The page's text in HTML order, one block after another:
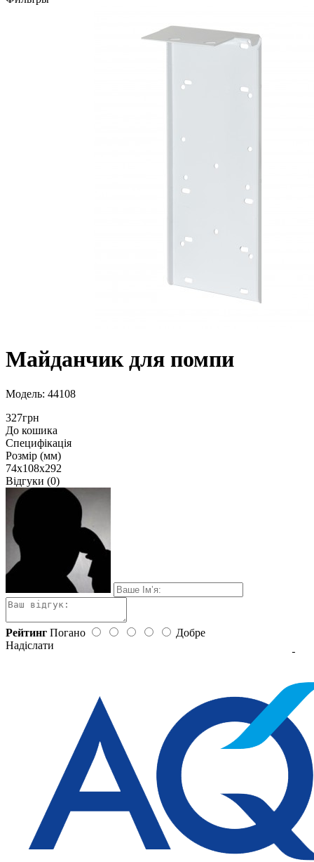
Майданчик для помпи
Модель: 44108
327грн
До кошика
Специфікація
Розмір (мм)
74х108х292
Відгуки (0)
Рейтинг Погано
Добре
Надіслати